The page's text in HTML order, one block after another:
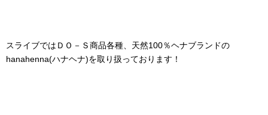
スライブではＤＯ－Ｓ商品各種、天然100％ヘナブランドの
hanahenna(ハナヘナ)を取り扱っております！